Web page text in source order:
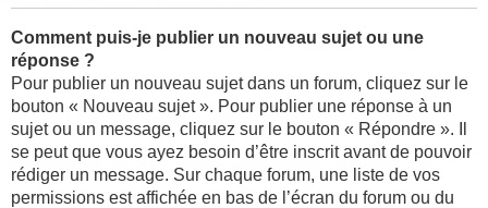
Comment puis-je publier un nouveau sujet ou une
réponse ?
Pour publier un nouveau sujet dans un forum, cliquez sur le
bouton « Nouveau sujet ». Pour publier une réponse à un
sujet ou un message, cliquez sur le bouton « Répondre ». Il
se peut que vous ayez besoin d’être inscrit avant de pouvoir
rédiger un message. Sur chaque forum, une liste de vos
permissions est affichée en bas de l’écran du forum ou du